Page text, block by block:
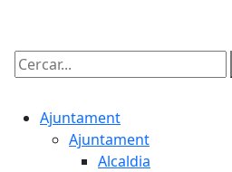
Cercar:
Ajuntament
Ajuntament
Alcaldia